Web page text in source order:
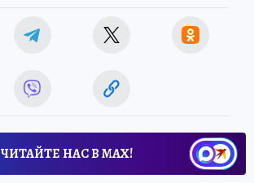
ЧИТАЙТЕ НАС В МАХ!